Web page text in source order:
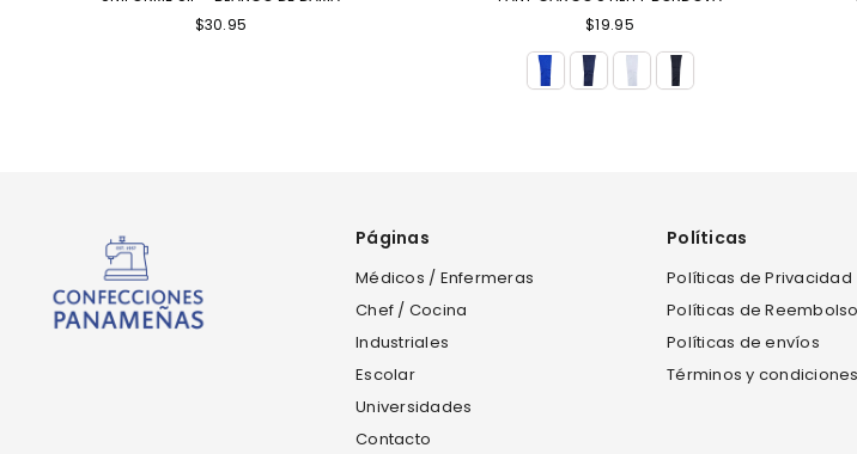
$30.95
Precio
habitual
$19.95
Páginas
Médicos / Enfermeras
Chef / Cocina
Industriales
Escolar
Universidades
Contacto
Políticas
Políticas de Privacidad
Políticas de Reembolso
Políticas de envíos
Términos y